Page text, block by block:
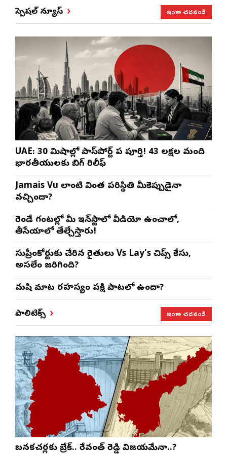
స్పెషల్ న్యూస్ ఇంకా చదవండి
UAE: 30 నిమిషాల్లో పాస్‌పోర్ట్ పని పూర్తి! 43 లక్షల మంది
భారతీయులకు బిగ్ రిలీఫ్
Jamais Vu లాంటి వింత పరిస్థితి మీకెప్పుడైనా
వచ్చిందా?
రెండే గంటల్లో మీ ఇన్‌స్టాలో వీడియో ఉంచాలో,
తీసేయాలో తేల్చేస్తారు!
సుప్రీంకోర్టుకు చేరిన రైతులు Vs Lay’s చిప్స్‌ కేసు,
అసలేం జరిగింది?
మనిషి మాట రహస్యం పక్షి పాటలో ఉందా?
పాలిటిక్స్ ఇంకా చదవండి
బనకచర్లకు బ్రేక్.. రేవంత్ రెడ్డి విజయమేనా..?